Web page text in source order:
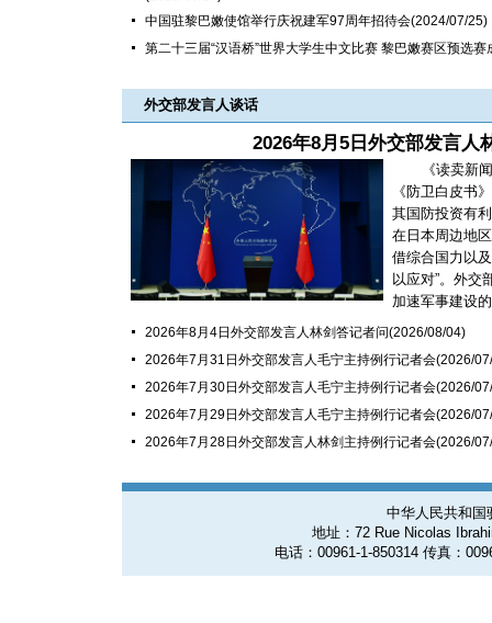
中国驻黎巴嫩使馆举行庆祝建军97周年招待会(2024/07/25)
第二十三届“汉语桥”世界大学生中文比赛 黎巴嫩赛区预选赛
外交部发言人谈话
2026年8月5日外交部发言人
《读卖新
《防卫白皮书
其国防投资有
在日本周边地
借综合国力以
以应对”。外交
加速军事建设
2026年8月4日外交部发言人林剑答记者问(2026/08/04)
2026年7月31日外交部发言人毛宁主持例行记者会(2026/
2026年7月30日外交部发言人毛宁主持例行记者会(2026/
2026年7月29日外交部发言人毛宁主持例行记者会(2026/
2026年7月28日外交部发言人林剑主持例行记者会(2026/
中华人民共和国
地址：72 Rue Nicolas
电话：00961-1-850314 传真：